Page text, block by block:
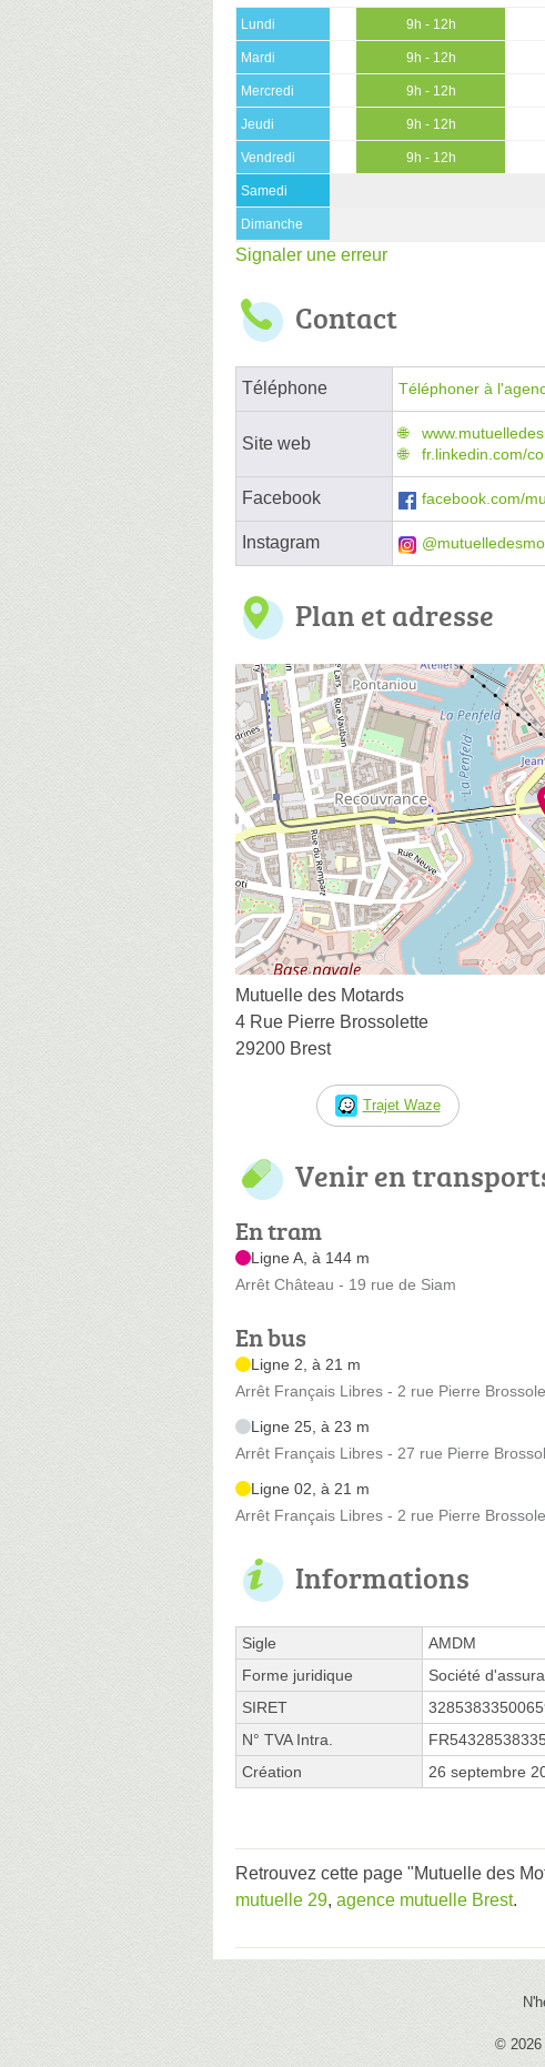
Lundi 9h - 12h
Mardi 9h - 12h
Mercredi 9h - 12h
Jeudi 9h - 12h
Vendredi 9h - 12h
Samedi
Dimanche
Signaler une erreur
Contact
Téléphone Téléphoner à
Site web
fr.linkedin.com/
Facebook facebook.com/
Instagram
Plan et adresse
Mutuelle des Motards
4 Rue Pierre Brossolette
29200 Brest
Trajet Waze
Venir en
En tram
Ligne A, à 144 m
Arrêt Château - 19 rue de Siam
En bus
Ligne 2, à 21 m
Arrêt Français Libres - 2 rue Pierre
Ligne 25, à 23 m
Arrêt Français Libres - 27 rue Pierre
Ligne 02, à 21 m
Arrêt Français Libres - 2 rue Pierre
Informations
Sigle
AMDM
Forme juridique
Société
SIRET
N° TVA Intra.
Création
26 septembre
Retrouvez cette page "Mutuelle des
mutuelle 29, agence mutuelle Brest.
© 2026